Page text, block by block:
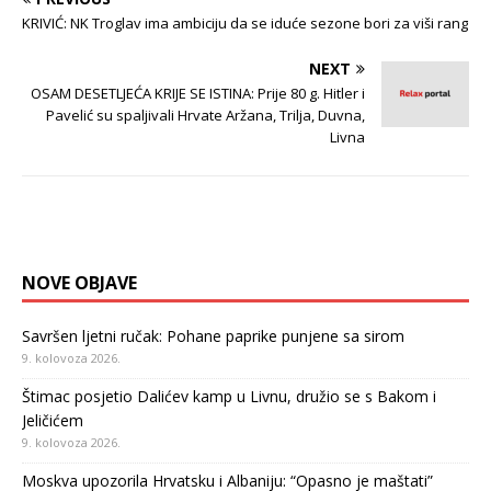
KRIVIĆ: NK Troglav ima ambiciju da se iduće sezone bori za viši rang
NEXT
OSAM DESETLJEĆA KRIJE SE ISTINA: Prije 80 g. Hitler i
Pavelić su spaljivali Hrvate Aržana, Trilja, Duvna,
Livna
NOVE OBJAVE
Savršen ljetni ručak: Pohane paprike punjene sa sirom
9. kolovoza 2026.
Štimac posjetio Dalićev kamp u Livnu, družio se s Bakom i
Jeličićem
9. kolovoza 2026.
Moskva upozorila Hrvatsku i Albaniju: “Opasno je maštati”